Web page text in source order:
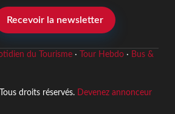
Recevoir la newsletter
du Tourisme· Tour Hebdo· Bus &
droits réservés. Devenez annonceur